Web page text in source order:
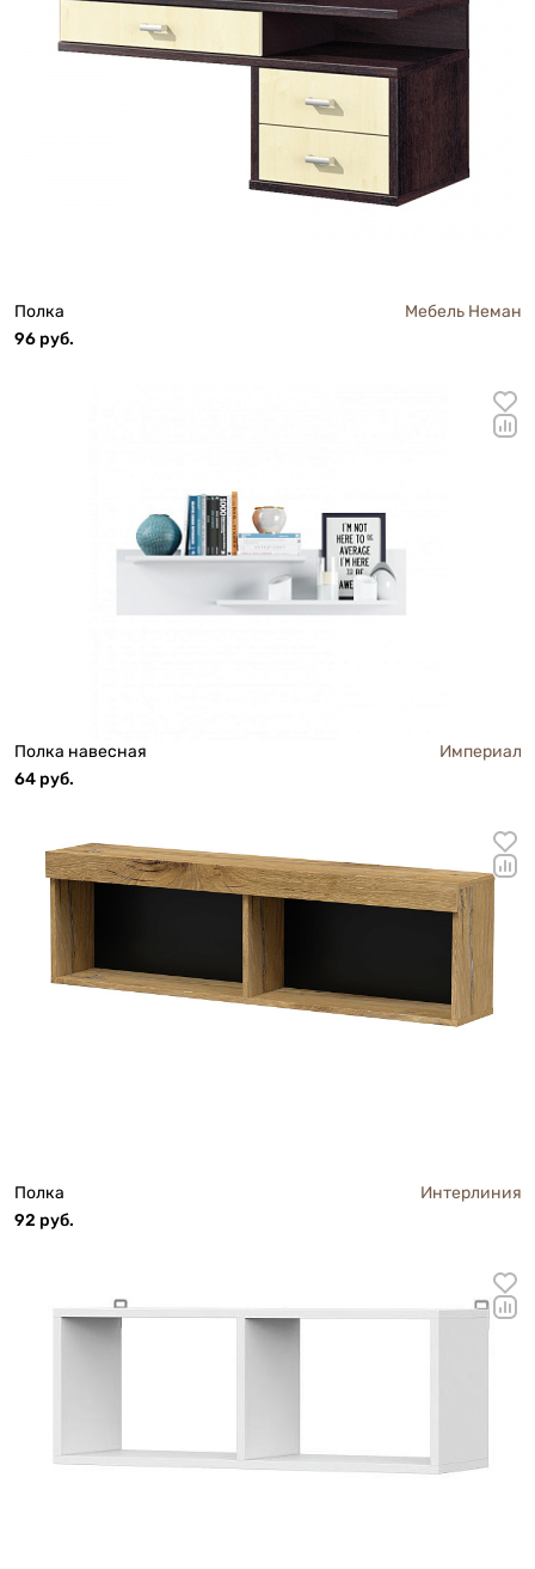
Полка
Мебель Неман
96 руб.
Полка навесная
Империал
64 руб.
Полка
Интерлиния
92 руб.